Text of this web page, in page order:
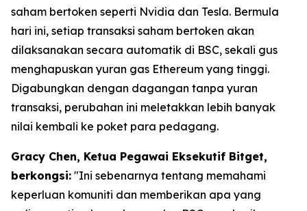
saham bertoken seperti Nvidia dan Tesla. Bermula
hari ini, setiap transaksi saham bertoken akan
dilaksanakan secara automatik di BSC, sekali gus
menghapuskan yuran gas Ethereum yang tinggi.
Digabungkan dengan dagangan tanpa yuran
transaksi, perubahan ini meletakkan lebih banyak
nilai kembali ke poket para pedagang.
Gracy Chen, Ketua Pegawai Eksekutif Bitget,
berkongsi: "Ini sebenarnya tentang memahami
keperluan komuniti dan memberikan apa yang